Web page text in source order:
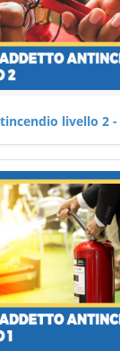
livello 2